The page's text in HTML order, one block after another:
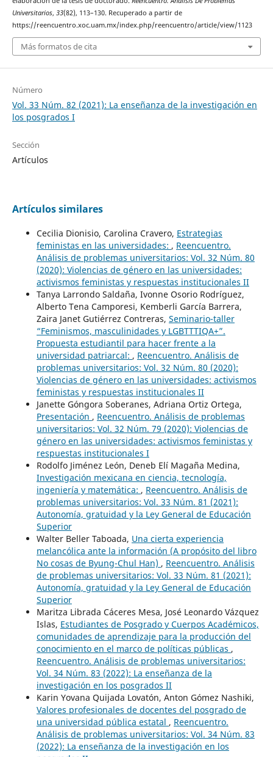
Universitarios, 33(82), 113–130. Recuperado a partir de
https://reencuentro.xoc.uam.mx/index.php/reencuentro/article/view/1123
Más formatos de cita
Número
Vol. 33 Núm. 82 (2021): La enseñanza de la investigación en
los posgrados I
Sección
Artículos
Artículos similares
Cecilia Dionisio, Carolina Cravero, Estrategias
feministas en las universidades: , Reencuentro.
Análisis de problemas universitarios: Vol. 32 Núm. 80
(2020): Violencias de género en las universidades:
activismos feministas y respuestas institucionales II
Tanya Larrondo Saldaña, Ivonne Osorio Rodríguez,
Alberto Tena Camporesi, Kemberli García Barrera,
Zaira Janet Gutiérrez Contreras, Seminario-taller
“Feminismos, masculinidades y LGBTTTIQA+”.
Propuesta estudiantil para hacer frente a la
universidad patriarcal: , Reencuentro. Análisis de
problemas universitarios: Vol. 32 Núm. 80 (2020):
Violencias de género en las universidades: activismos
feministas y respuestas institucionales II
Janette Góngora Soberanes, Adriana Ortiz Ortega,
Presentación , Reencuentro. Análisis de problemas
universitarios: Vol. 32 Núm. 79 (2020): Violencias de
género en las universidades: activismos feministas y
respuestas institucionales I
Rodolfo Jiménez León, Deneb Elí Magaña Medina,
Investigación mexicana en ciencia, tecnología,
ingeniería y matemática: , Reencuentro. Análisis de
problemas universitarios: Vol. 33 Núm. 81 (2021):
Autonomía, gratuidad y la Ley General de Educación
Superior
Walter Beller Taboada, Una cierta experiencia
melancólica ante la información (A propósito del libro
No cosas de Byung-Chul Han) , Reencuentro. Análisis
de problemas universitarios: Vol. 33 Núm. 81 (2021):
Autonomía, gratuidad y la Ley General de Educación
Superior
Maritza Librada Cáceres Mesa, José Leonardo Vázquez
Islas, Estudiantes de Posgrado y Cuerpos Académicos,
comunidades de aprendizaje para la producción del
conocimiento en el marco de políticas públicas ,
Reencuentro. Análisis de problemas universitarios:
Vol. 34 Núm. 83 (2022): La enseñanza de la
investigación en los posgrados II
Karin Yovana Quijada Lovatón, Anton Gómez Nashiki,
Valores profesionales de docentes del posgrado de
una universidad pública estatal , Reencuentro.
Análisis de problemas universitarios: Vol. 34 Núm. 83
(2022): La enseñanza de la investigación en los